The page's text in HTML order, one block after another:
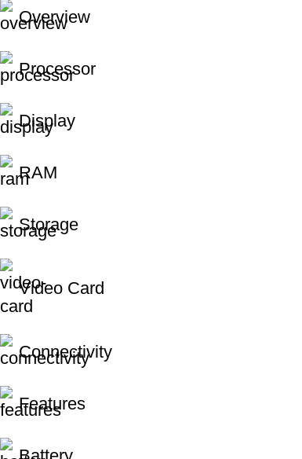
Overview
Processor
Display
RAM
Storage
Video Card
Connectivity
Features